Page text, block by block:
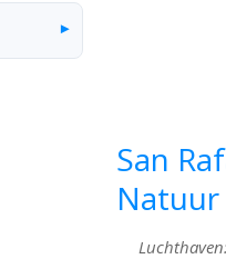
▾
San
Natuur